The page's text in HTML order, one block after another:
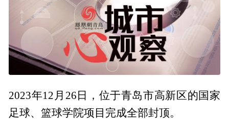
2023年12月26日，位于青岛市高新区的国家
足球、篮球学院项目完成全部封顶。